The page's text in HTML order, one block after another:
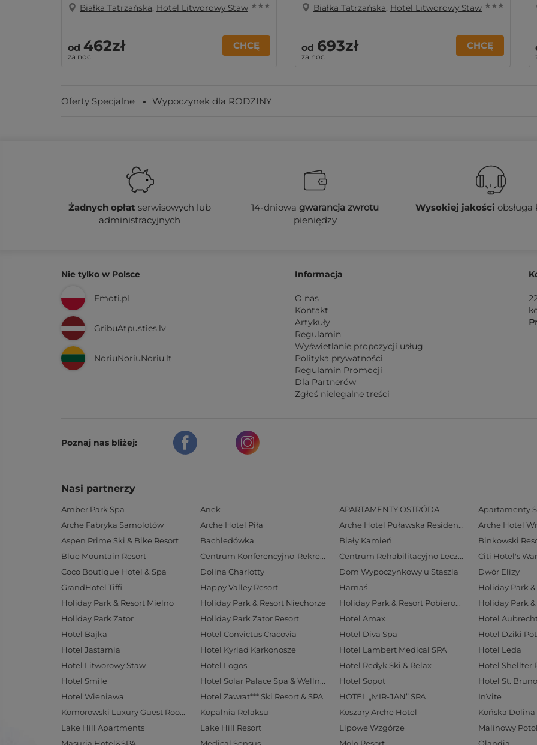
Białka Tatrzańska, Hotel Litworowy Staw ★ ★ ★
od 462zł
za noc
CHCĘ
Białka Tatrzańska, Hotel Litworowy Staw ★ ★ ★
od 693zł
za noc
CHCĘ
Oferty Specjalne Wypoczynek dla RODZINY
Żadnych opłat serwisowych lub
administracyjnych
14-dniowagwarancja zwrotu
pieniędzy
Wysokiej jakości obsługa
Nie tylko w Polsce
Emoti.pl
GribuAtpusties.lv
NoriuNoriuNoriu.lt
Informacja
O nas
Kontakt
Artykuły
Regulamin
Wyświetlanie propozycji usług
Polityka prywatności
Regulamin Promocji
Dla Partnerów
Zgłoś nielegalne treści
Poznaj nas bliżej:
Nasi partnerzy
Amber Park Spa Anek APARTAMENTY OSTRÓDA Apartamenty
Arche Fabryka Samolotów
Arche Hotel Piła Arche Hotel Puławska Residence Arche Hotel
Aspen Prime Ski & Bike Resort
Bachledówka Biały Kamień Binkowski
Blue Mountain Resort
Centrum Konferencyjno-Rekreacyjne Geovita w Zakopanem Centrum Rehabilitacyjno Lecznicze Rezydencja LIVE Citi Hotel's
Coco Boutique Hotel & Spa
Dolina Charlotty Dom Wypoczynkowy u Staszla Dwór Elizy
GrandHotel Tiffi
Happy Valley Resort Harnaś Holiday Park
Holiday Park & Resort Mielno
Holiday Park & Resort Niechorze Holiday Park & Resort Pobierowo Holiday Park
Holiday Park Zator
Holiday Park Zator Resort Hotel Amax
Hotel Bajka
Hotel Convictus Cracovia Hotel Diva Spa Hotel Dziki
Hotel Jastarnia
Hotel Kyriad Karkonosze Hotel Lambert Medical SPA Hotel Leda
Hotel Litworowy Staw
Hotel Logos Hotel Redyk Ski & Relax Hotel Shellter
Hotel Smile
Hotel Solar Palace Spa & Wellness Hotel Sopot Hotel St. Bruno
Hotel Wieniawa
Hotel Zawrat*** Ski Resort & SPA HOTEL „MIR-JAN” SPA InVite
Komorowski Luxury Guest Rooms
Kopalnia Relaksu Koszary Arche Hotel Końska Dolina
Lake Hill Apartments
Lake Hill Resort Lipowe Wzgórze Malinowy